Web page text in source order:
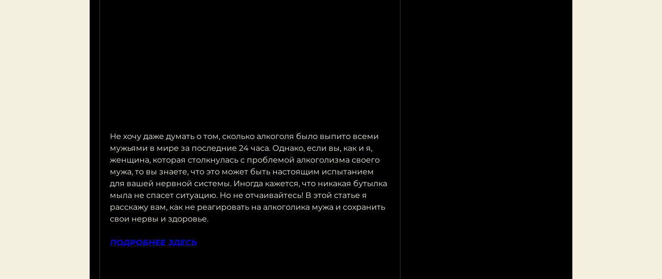
Не хочу даже думать о том, сколько алкоголя было выпито всеми
мужьями в мире за последние 24 часа. Однако, если вы, как и я,
женщина, которая столкнулась с проблемой алкоголизма своего
мужа, то вы знаете, что это может быть настоящим испытанием
для вашей нервной системы. Иногда кажется, что никакая бутылка
мыла не спасет ситуацию. Но не отчаивайтесь! В этой статье я
расскажу вам, как не реагировать на алкоголика мужа и сохранить
свои нервы и здоровье.
ПОДРОБНЕЕ ЗДЕСЬ